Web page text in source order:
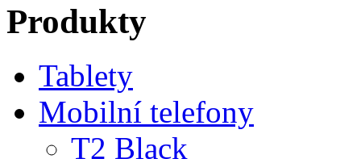
Produkty
Tablety
Mobilní telefony
T2 Black